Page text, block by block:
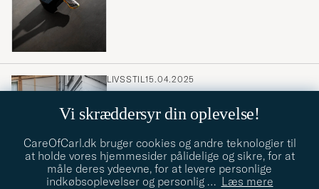
LIVSSTIL15.04.2025
The Running Boom – en trend, der
Vi skræddersyr din oplevelse!
CareOfCarl.dk bruger cookies og andre teknologier til
at holde vores hjemmesider pålidelige og sikre, for at
måle deres ydeevne, for at levere personlige
indkøbsoplevelser og personlig … Læs mere